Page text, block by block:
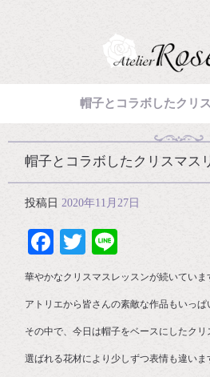
帽子とコラボしたクリ
帽子とコラボしたクリスマス
投稿日 2020年11月27日
Facebook
Twitter
華やかなクリスマスレッスンが続いていま
アトリエから皆さんの素敵な作品もいっぱ
その中で、今日は帽子をベースにしたクリ
選ばれる花材により少しずつ表情も違いま